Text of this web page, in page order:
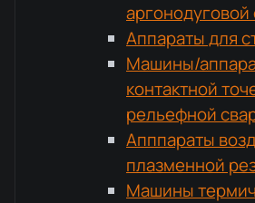
аргонодуговой
Аппараты для
Машины/
контактной
рельефной
Апппараты
плазменной
Машины